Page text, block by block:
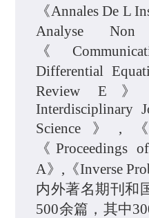
《Annales De L
Analyse
《
Differential
Review E
Interdisciplinary
Science》,
《Proceedings of
A》,《Inverse
内外著名期刊和
500余篇，其中